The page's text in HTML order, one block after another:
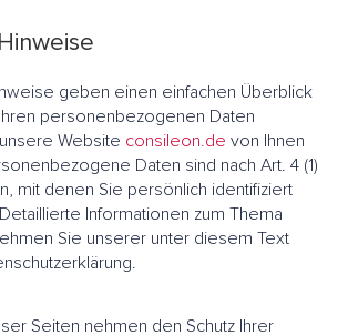
geben einen einfachen Überblick
personenbezogenen Daten
Website consileon.de von Ihnen
Daten sind nach Art. 4 (1)
mit denen Sie persönlich identifiziert
Informationen zum Thema
Sie unserer unter diesem Text
Seiten nehmen den Schutz Ihrer